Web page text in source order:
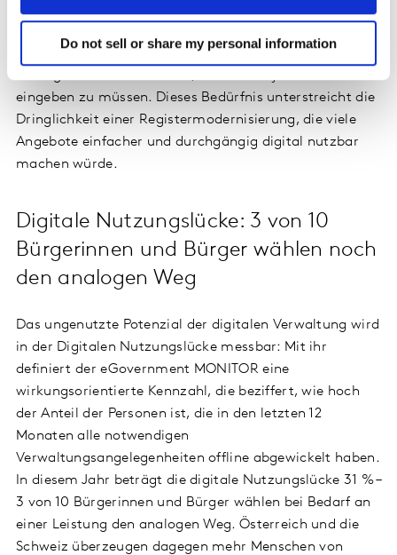
Do not sell or share my personal information
Auch Personalisierung motiviert potenzielle
möchten, dass bereits eingegebene Daten für künftige
eingeben zu müssen. Dieses Bedürfnis unterstreicht die
Dringlichkeit einer Registermodernisierung, die viele
Angebote einfacher und durchgängig digital nutzbar
machen würde.
Digitale Nutzungslücke: 3 von 10
Bürgerinnen und Bürger wählen noch
den analogen Weg
Das ungenutzte Potenzial der digitalen Verwaltung wird
in der Digitalen Nutzungslücke messbar: Mit ihr
definiert der eGovernment MONITOR eine
wirkungsorientierte Kennzahl, die beziffert, wie hoch
der Anteil der Personen ist, die in den letzten 12
Monaten alle notwendigen
Verwaltungsangelegenheiten offline abgewickelt haben.
In diesem Jahr beträgt die digitale Nutzungslücke 31 % –
3 von 10 Bürgerinnen und Bürger wählen bei Bedarf an
einer Leistung den analogen Weg. Österreich und die
Schweiz überzeugen dagegen mehr Menschen von